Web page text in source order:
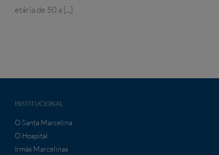
etária de 50 a [...]
INSTITUCIONAL
O Santa Marcelina
O Hospital
Irmãs Marcelinas